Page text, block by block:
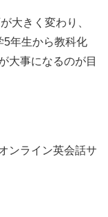
大きく変わり、
5年生から教科化
大事になるのが目
ンライン英会話サ